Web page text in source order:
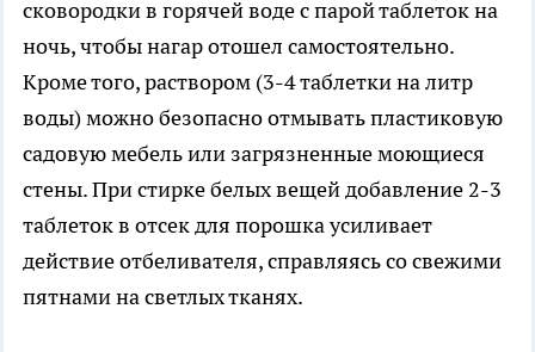
сковородки в горячей воде с парой таблеток на
ночь, чтобы нагар отошел самостоятельно.
Кроме того, раствором (3-4 таблетки на литр
воды) можно безопасно отмывать пластиковую
садовую мебель или загрязненные моющиеся
стены. При стирке белых вещей добавление 2-3
таблеток в отсек для порошка усиливает
действие отбеливателя, справляясь со свежими
пятнами на светлых тканях.